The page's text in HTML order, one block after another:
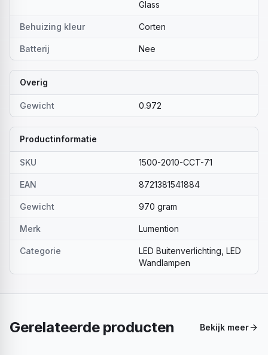
Glass
Behuizing kleur Corten
Batterij Nee
Overig
Gewicht 0.972
Productinformatie
SKU 1500-2010-CCT-71
EAN 8721381541884
Gewicht 970 gram
Merk Lumention
Categorie
LED Buitenverlichting, LED
Wandlampen
Gerelateerde producten Bekijk meer